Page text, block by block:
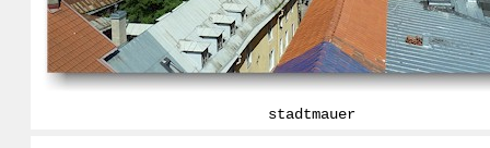
stadtmauer